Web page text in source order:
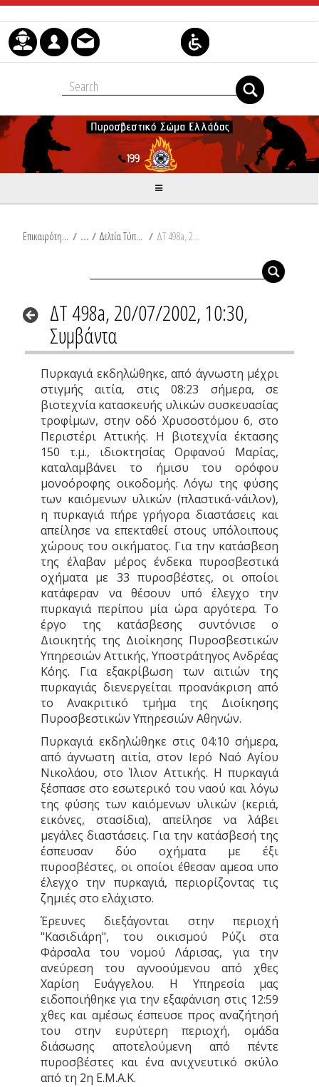
Μετάβαση στο περιεχόμενο
Επικαιρότητα / Δελτία Τύπου / ΔΤ 498a, 20/07/2002, 10:30, Συμβάντα
ΔΤ 498a, 20/07/2002, 10:30,
Συμβάντα
Πυρκαγιά εκδηλώθηκε, από άγνωστη μέχρι
στιγμής αιτία, στις 08:23 σήμερα, σε
βιοτεχνία κατασκευής υλικών συσκευασίας
τροφίμων, στην οδό Χρυσοστόμου 6, στο
Περιστέρι Αττικής. Η βιοτεχνία έκτασης
150 τ.μ., ιδιοκτησίας Ορφανού Μαρίας,
καταλαμβάνει το ήμισυ του ορόφου
μονοόροφης οικοδομής. Λόγω της φύσης
των καιόμενων υλικών (πλαστικά-νάιλον),
η πυρκαγιά πήρε γρήγορα διαστάσεις και
απείλησε να επεκταθεί στους υπόλοιπους
χώρους του οικήματος. Για την κατάσβεση
της έλαβαν μέρος ένδεκα πυροσβεστικά
οχήματα με 33 πυροσβέστες, οι οποίοι
κατάφεραν να θέσουν υπό έλεγχο την
πυρκαγιά περίπου μία ώρα αργότερα. Το
έργο της κατάσβεσης συντόνισε ο
Διοικητής της Διοίκησης Πυροσβεστικών
Υπηρεσιών Αττικής, Υποστράτηγος Ανδρέας
Κόης. Για εξακρίβωση των αιτιών της
πυρκαγιάς διενεργείται προανάκριση από
το Ανακριτικό τμήμα της Διοίκησης
Πυροσβεστικών Υπηρεσιών Αθηνών.
Πυρκαγιά εκδηλώθηκε στις 04:10 σήμερα,
από άγνωστη αιτία, στον Ιερό Ναό Αγίου
Νικολάου, στο Ίλιον Αττικής. Η πυρκαγιά
ξέσπασε στο εσωτερικό του ναού και λόγω
της φύσης των καιόμενων υλικών (κεριά,
εικόνες, στασίδια), απείλησε να λάβει
μεγάλες διαστάσεις. Για την κατάσβεσή της
έσπευσαν δύο οχήματα με έξι
πυροσβέστες, οι οποίοι έθεσαν αμεσα υπο
έλεγχο την πυρκαγιά, περιορίζοντας τις
ζημιές στο ελάχιστο.
Έρευνες διεξάγονται στην περιοχή
"Κασιδιάρη", του οικισμού Ρύζι στα
Φάρσαλα του νομού Λάρισας, για την
ανεύρεση του αγνοούμενου από χθες
Χαρίση Ευάγγελου. Η Υπηρεσία μας
ειδοποιήθηκε για την εξαφάνιση στις 12:59
χθες και αμέσως έσπευσε προς αναζήτησή
του στην ευρύτερη περιοχή, ομάδα
διάσωσης αποτελούμενη από πέντε
πυροσβέστες και ένα ανιχνευτικό σκύλο
από τη 2η Ε.Μ.Α.Κ.